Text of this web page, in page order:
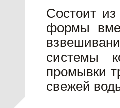
Состоит из
формы
системы
промывки
свежей